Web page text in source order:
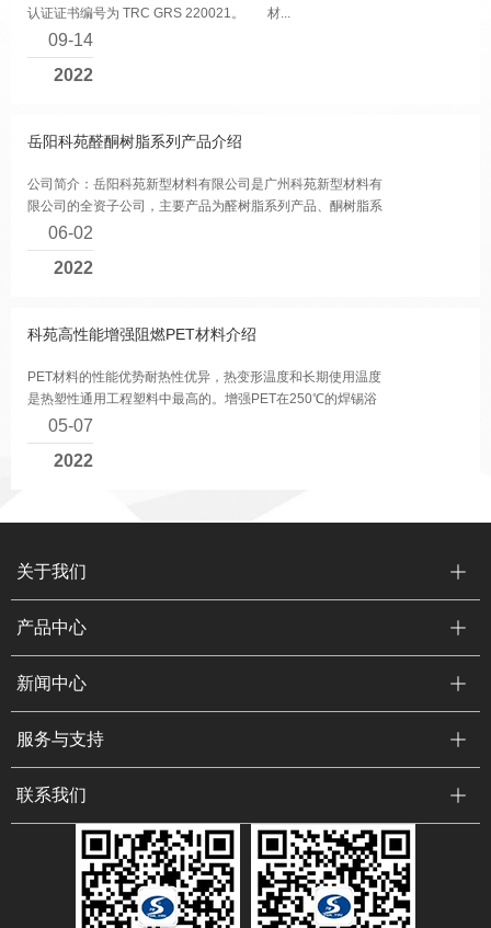
认证证书编号为 TRC GRS 220021。 材...
09-14
2022
岳阳科苑醛酮树脂系列产品介绍
公司简介：岳阳科苑新型材料有限公司是广州科苑新型材料有
限公司的全资子公司，主要产品为醛树脂系列产品、酮树脂系
列产品等。公司成立于2008年11月，位于湖...
06-02
2022
科苑高性能增强阻燃PET材料介绍
PET材料的性能优势耐热性优异，热变形温度和长期使用温度
是热塑性通用工程塑料中最高的。增强PET在250℃的焊锡浴
中浸渍10s，几乎不变形也不变色，特别适合制备...
05-07
2022
关于我们
产品中心
新闻中心
服务与支持
联系我们